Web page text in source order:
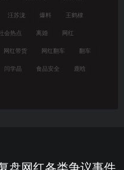
汪苏泷 爆料 王鹤棣
会热点 离婚 网红
网红带货 网红翻车 翻车
闫学晶 食品安全 鹿晗